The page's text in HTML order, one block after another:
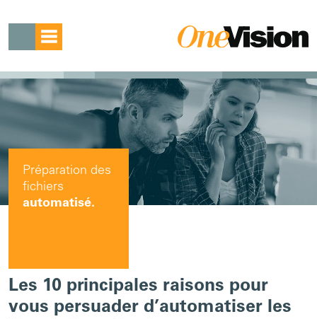
Préparation des
fichiers
automatisé.
Les 10 principales raisons pour
vous persuader d’automatiser les